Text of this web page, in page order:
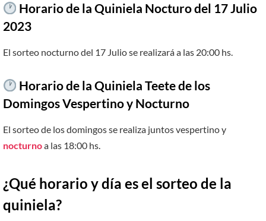
Horario de la Quiniela Nocturo del 17 Julio
2023
El sorteo nocturno del 17 Julio se realizará a las 20:00 hs.
Horario de la Quiniela Teete de los
Domingos Vespertino y Nocturno
El sorteo de los domingos se realiza juntos vespertino y
nocturnoa las 18:00 hs.
¿Qué horario y día es el sorteo de la
quiniela?